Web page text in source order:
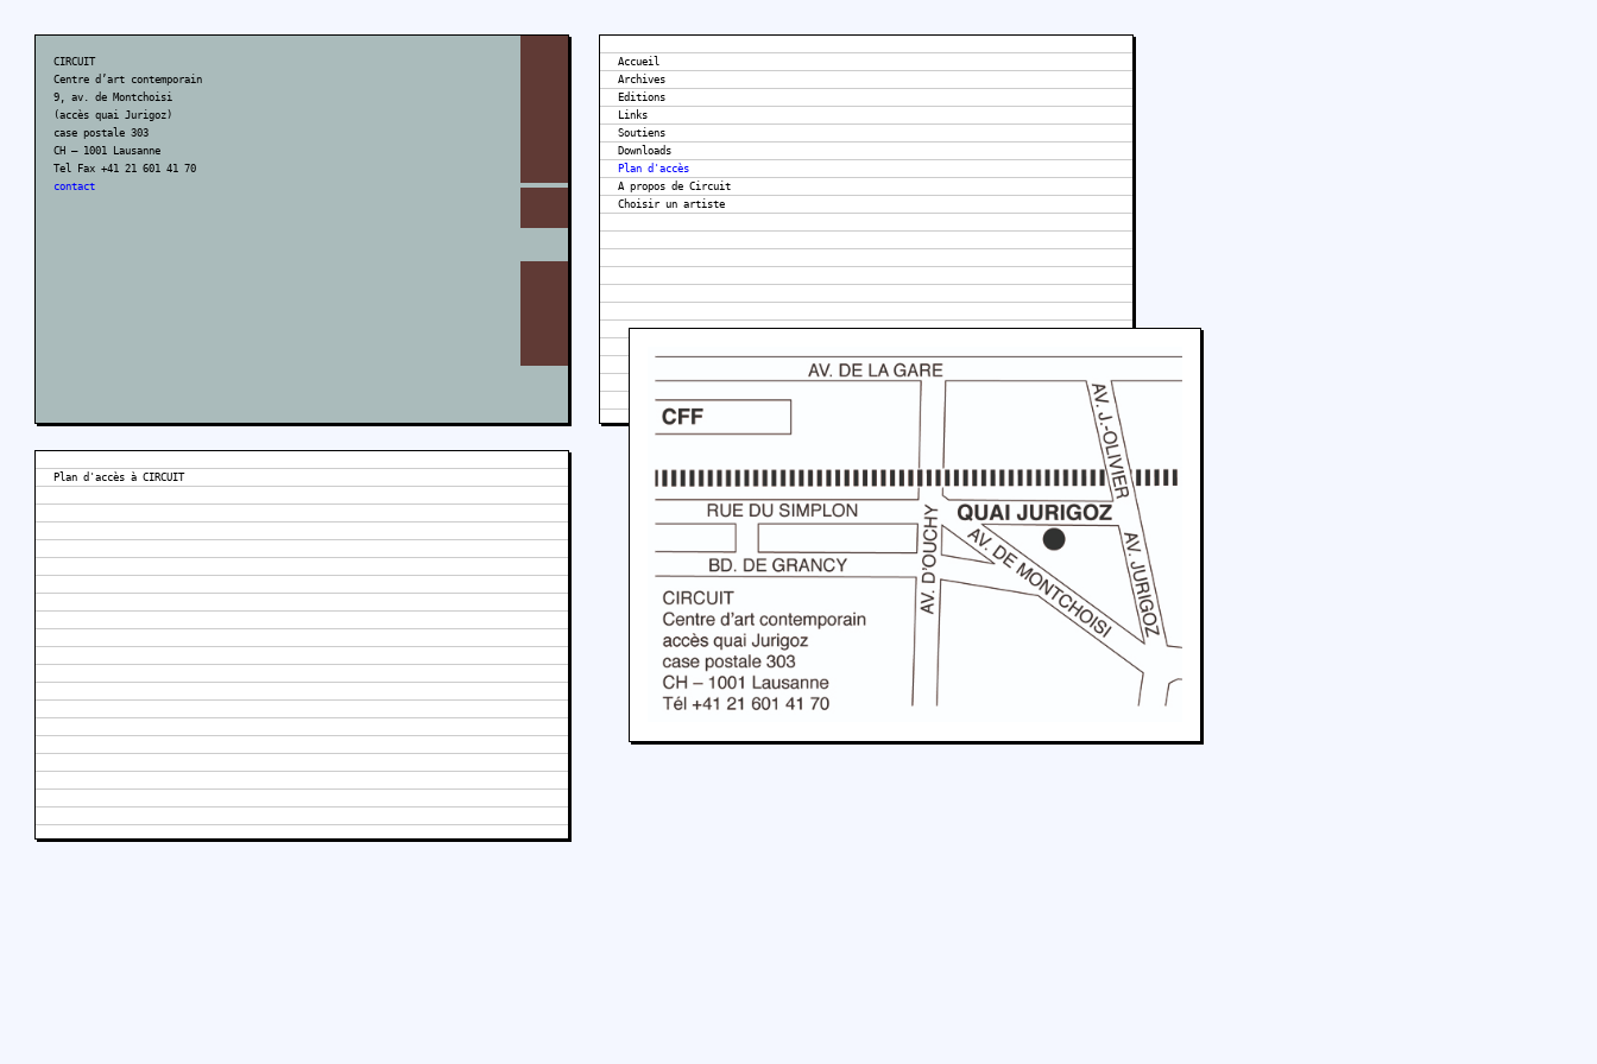
CIRCUIT
Centre d’art contemporain
9, av. de Montchoisi
(accès quai Jurigoz)
case postale 303
CH – 1001 Lausanne
Tel Fax +41 21 601 41 70
contact
Accueil
Archives
Editions
Links
Soutiens
Downloads
Plan d'accès
A propos de Circuit
Plan d'accès à CIRCUIT